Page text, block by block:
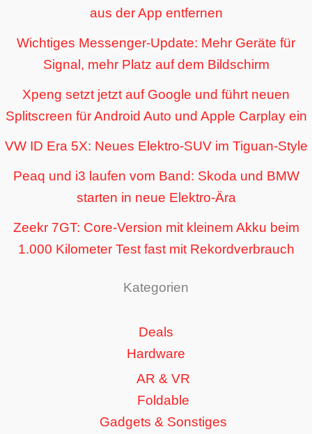
aus der App entfernen
Wichtiges Messenger-Update: Mehr Geräte für
Signal, mehr Platz auf dem Bildschirm
Xpeng setzt jetzt auf Google und führt neuen
Splitscreen für Android Auto und Apple Carplay ein
VW ID Era 5X: Neues Elektro-SUV im Tiguan-Style
Peaq und i3 laufen vom Band: Skoda und BMW
starten in neue Elektro-Ära
Zeekr 7GT: Core-Version mit kleinem Akku beim
1.000 Kilometer Test fast mit Rekordverbrauch
Kategorien
Deals
Hardware
AR & VR
Foldable
Gadgets & Sonstiges